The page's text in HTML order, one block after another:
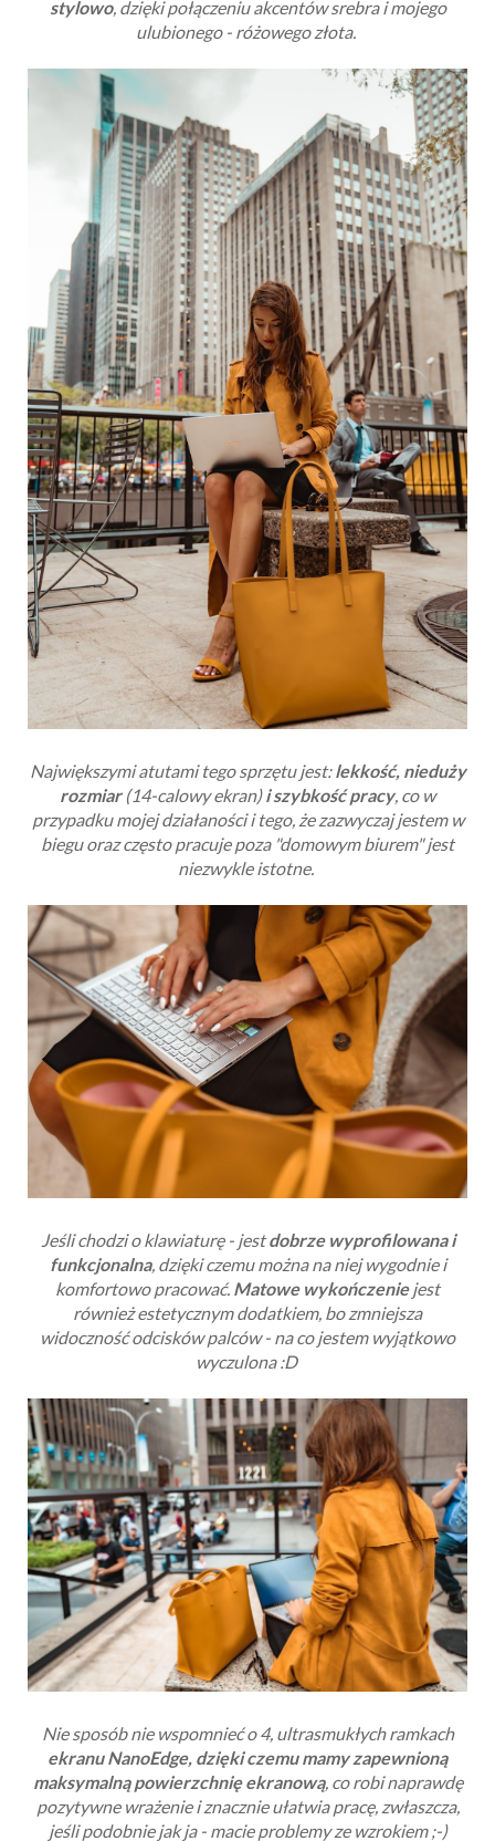
stylowo, dzięki połączeniu akcentów srebra i mojego
ulubionego - różowego złota.
Największymi atutami tego sprzętu jest:lekkość, nieduży
rozmiar(14-calowy ekran)i szybkość pracy, co w
przypadku mojej działaności i tego, że zazwyczaj jestem w
biegu oraz często pracuje poza "domowym biurem" jest
niezwykle istotne.
Jeśli chodzi o klawiaturę - jestdobrze wyprofilowana i
funkcjonalna, dzięki czemu można na niej wygodnie i
komfortowo pracować. Matowe wykończeniejest
również estetycznym dodatkiem, bo zmniejsza
widoczność odcisków palców - na co jestem wyjątkowo
wyczulona :D
Nie sposób nie wspomnieć o 4, ultrasmukłych ramkach
ekranu NanoEdge, dzięki czemu mamy zapewnioną
maksymalną powierzchnię ekranową, co robi naprawdę
pozytywne wrażenie i znacznie ułatwia pracę, zwłaszcza,
jeśli podobnie jak ja - macie problemy ze wzrokiem ;-)